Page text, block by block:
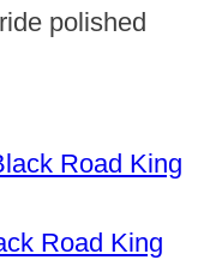
polished
Road King